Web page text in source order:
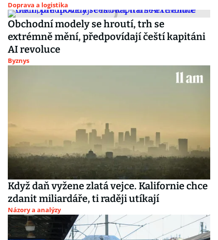
Doprava a logistika
Obchodní modely se hroutí, trh se
extrémně mění, předpovídají čeští kapitáni
AI revoluce
Byznys
Když daň vyžene zlatá vejce. Kalifornie chce
zdanit miliardáře, ti raději utíkají
Názory a analýzy